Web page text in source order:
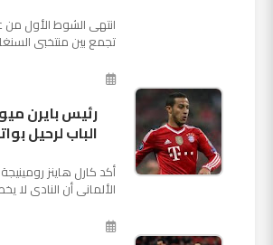
انتهى الشوط الأول من
الثالثة والأ...
رئيس بايرن
الباب لرحيل
أكد كارل هاينز
الألمانى أن النادى لا
وأنه سيستم...